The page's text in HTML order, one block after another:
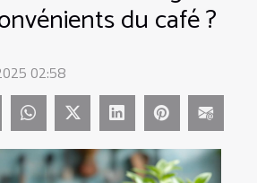
du café ?
02:58